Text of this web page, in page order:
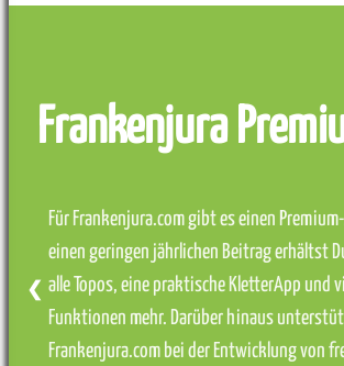
Frankenjura
Für Frankenjura.com gibt es einen
einen geringen jährlichen Beitrag erhältst
alle Topos, eine praktische KletterApp und
Funktionen mehr. Darüber hinaus
Frankenjura.com bei der Entwicklung von
❮